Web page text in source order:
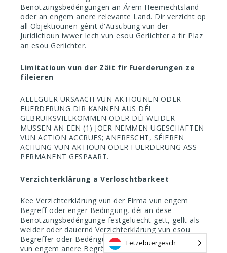
Benotzungsbedéngungen an Ärem Heemechtsland
oder an engem anere relevante Land. Dir verzicht op
all Objektiounen géint d'Ausübung vun der
Juridictioun iwwer Iech vun esou Geriichter a fir Plaz
an esou Geriichter.
Limitatioun vun der Zäit fir Fuerderungen ze
fileieren
ALLEGUER URSAACH VUN AKTIOUNEN ODER
FUERDERUNG DIR KANNEN AUS DÉI
GEBRUIKSVILLKOMMEN ODER DÉI WEIDER
MUSSEN AN EEN (1) JOER NEMMEN UGESCHAFTEN
VUN ACTION ACCRUES; ANERESCHT, SÉIEREN
ACHUNG VUN AKTIOUN ODER FUERDERUNG ASS
PERMANENT GESPAART.
Verzichterklärung a Verloschtbarkeet
Kee Verzichterklärung vun der Firma vun engem
Begrëff oder enger Bedingung, déi an dëse
Benotzungsbedéngunge festgeluecht gëtt, gëllt als
weider oder dauernd Verzichterklärung vun esou
Begrëffer oder Bedéngungen oder Verzichterklärung
vun engem anere Begrëff oder Bedingung, an all
Lëtzebuergesch